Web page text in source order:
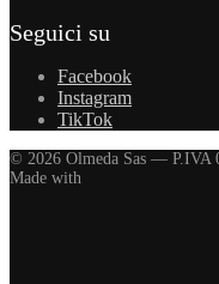
Seguici su
Facebook
Instagram
TikTok
© 2026 Olmeda Sas — P.IVA
Made with